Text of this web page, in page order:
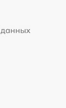
данных